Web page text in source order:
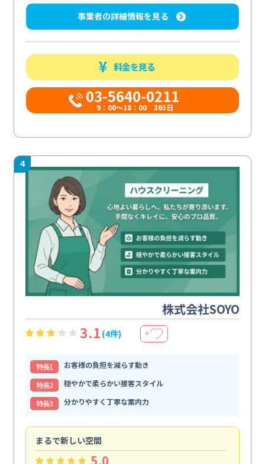
事業者の詳細情報を見る
料金を見る
03-5640-0211
9：00～18：00 365日
4
株式会社SOYO
3.1 (4件) ＋
特⻑1
お客様の負担を減らす動き
特⻑2
穏やかで柔らかい接客スタイル
特⻑3
分かりやすく丁寧な案内力
まるで新しい空間
5.0